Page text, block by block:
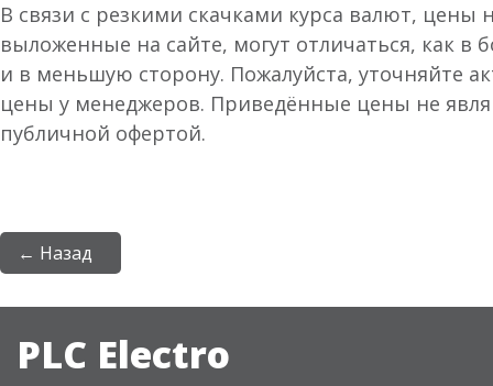
В связи с резкими скачками курса валют, цены
выложенные на сайте, могут отличаться, как в
и в меньшую сторону. Пожалуйста, уточняйте
цены у менеджеров. Приведённые цены не
публичной офертой.
← Назад
PLC Electro